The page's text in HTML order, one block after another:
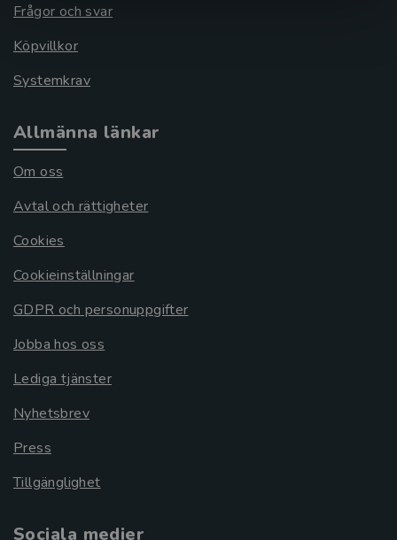
Frågor och svar
Köpvillkor
Systemkrav
Allmänna länkar
Om oss
Avtal och rättigheter
Cookies
Cookieinställningar
GDPR och personuppgifter
Jobba hos oss
Lediga tjänster
Nyhetsbrev
Press
Tillgänglighet
Sociala medier